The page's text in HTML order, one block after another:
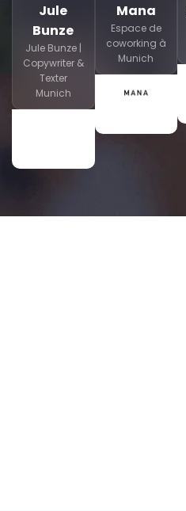
Jule
Bunze
Jule Bunze |
Copywriter &
Texter
Munich
Mana
Espace de
coworking à
Munich